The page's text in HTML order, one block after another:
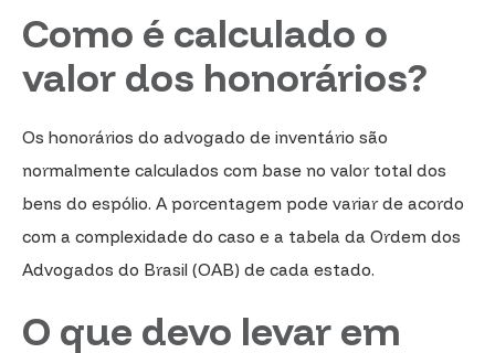
Como é calculado o
valor dos honorários?
Os honorários do advogado de inventário são
normalmente calculados com base no valor total dos
bens do espólio. A porcentagem pode variar de acordo
com a complexidade do caso e a tabela da Ordem dos
Advogados do Brasil (OAB) de cada estado.
O que devo levar em